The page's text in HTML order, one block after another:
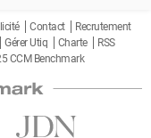
Contact
Recrutement
Gérer Utiq Charte
RSS
CCM Benchmark